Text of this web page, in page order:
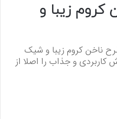
زیبا و
ناخن کروم زیبا و شیک
و جذاب را اصلا از